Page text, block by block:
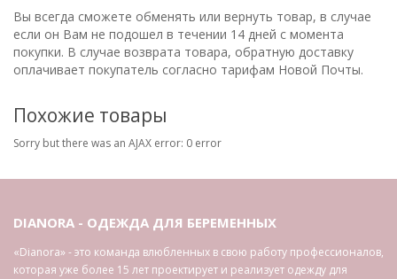
Вы всегда сможете обменять или вернуть товар, в случае
если он Вам не подошел в течении 14 дней с момента
покупки. В случае возврата товара, обратную доставку
оплачивает покупатель согласно тарифам Новой Почты.
Похожие товары
Sorry but there was an AJAX error: 0 error
DIANORA - ОДЕЖДА ДЛЯ БЕРЕМЕННЫХ
«Dianora» - это команда влюбленных в свою работу профессионалов,
которая уже более 15 лет проектирует и реализует одежду для